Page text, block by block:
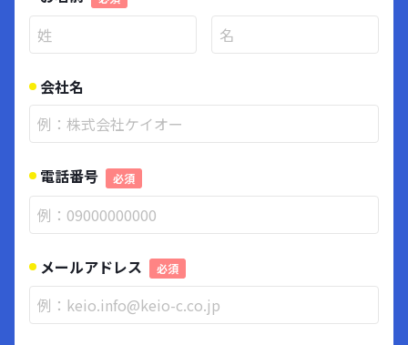
会社名
電話番号 必須
メールアドレス 必須